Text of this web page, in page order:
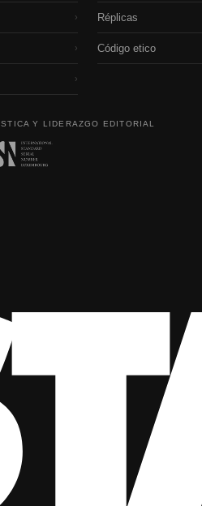
›
›
›
Réplicas
Código etico
Y LIDERAZGO EDITORIAL